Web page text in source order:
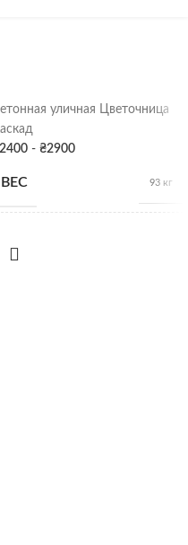
уличная Цветочница
2400 - ₴2900
ВЕС 93 кг